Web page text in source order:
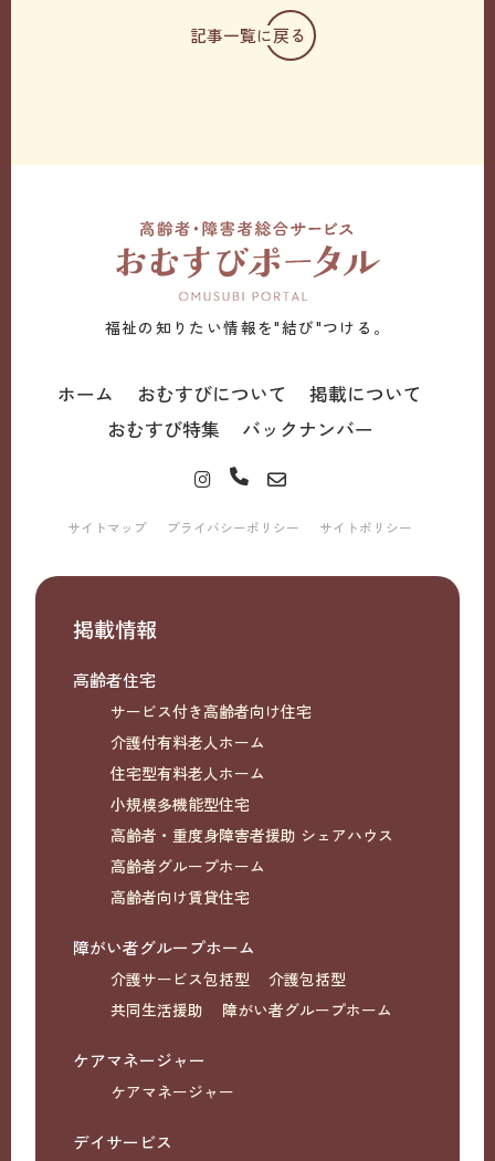
記事一覧に戻る
福祉の知りたい情報を"結び"つける。
ホーム おむすびについて
掲載について
おむすび特集
バックナンバー
サイトマップ プライバシーポリシー サイトポリシー
掲載情報
高齢者住宅
サービス付き高齢者向け住宅
介護付有料老人ホーム
住宅型有料老人ホーム
小規模多機能型住宅
高齢者・重度身障害者援助 シェアハウス
高齢者グループホーム
高齢者向け賃貸住宅
障がい者グループホーム
介護サービス包括型
介護包括型
共同生活援助
障がい者グループホーム
ケアマネージャー
ケアマネージャー
デイサービス